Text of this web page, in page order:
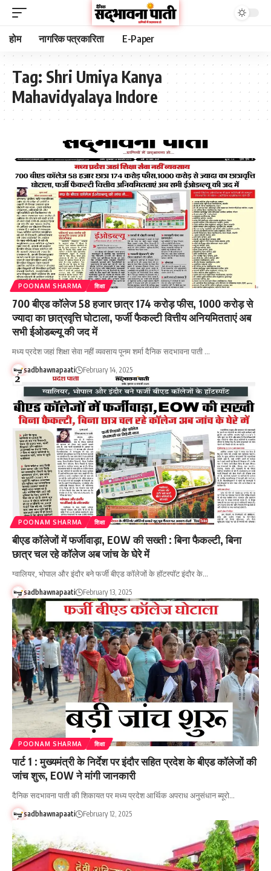
होम नागरिक पत्रकारिता E-Paper
Tag: Shri Umiya Kanya
Mahavidyalaya Indore
POONAM SHARMA शिक्षा
700 बीएड कॉलेज 58 हजार छात्र 174 करोड़ फीस, 1000 करोड़ से
ज्यादा का छात्रवृत्ति घोटाला, फर्जी फैकल्टी वित्तीय अनियमितताएं अब
सभी ईओडब्ल्यू की जद में
मध्य प्रदेश जहां शिक्षा सेवा नहीं व्यवसाय पूनम शर्मा दैनिक सदभावना पाती …
sadbhawnapaati February 14, 2025
POONAM SHARMA शिक्षा
बीएड कॉलेजों में फर्जीवाड़ा, EOW की सख्ती : बिना फैकल्टी, बिना
छात्र चल रहे कॉलेज अब जांच के घेरे में
ग्वालियर, भोपाल और इंदौर बने फर्जी बीएड कॉलेजों के हॉटस्पॉट इंदौर के…
sadbhawnapaati February 13, 2025
POONAM SHARMA शिक्षा
पार्ट 1 : मुख्यमंत्री के निर्देश पर इंदौर सहित प्रदेश के बीएड कॉलेजों की
जांच शुरू, EOW ने मांगी जानकारी
दैनिक सदभावना पाती की शिकायत पर मध्य प्रदेश आर्थिक अपराध अनुसंधान ब्यूरो…
sadbhawnapaati February 12, 2025